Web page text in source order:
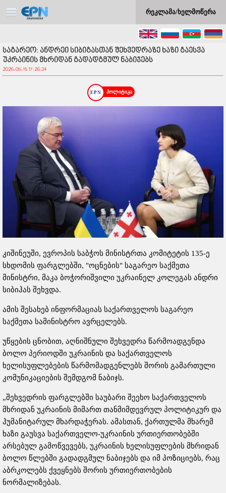
რეკლამა/ხელმოწერა
საგარეო: ანდრეი სიბიგასთან შეხვედრაზე ხაზი გაესვა
უკრაინის მხრიდან გადადგმულ ნაბიჯებს
2026-05-15 17:26:34
პოლიტიკა
კიშინეუში, ევროპის საბჭოს მინისტრთა კომიტეტის 135-ე
სხდომის ფარგლებში, "ოცნების" საგარეო საქმეთა
მინისტრი, მაკა ბოჭორიშვილი უკრაინელ კოლეგას ანდრი
სიბიჰას შეხვდა.
ამის შესახებ ინფორმაციას საქართველოს საგარეო
საქმეთა სამინისტრო ავრცელებს.
უწყების ცნობით, აღნიშნული შეხვედრა წარმოადგენდა
ბოლო პერიოდში უკრაინის და საქართველოს
ხელისუფლებების წარმომადგენლებს შორის გამართული
კომუნიკაციების შემდგომ ნაბიჯს.
„შეხვედრის ფარგლებში საუბარი შეეხო საქართველოს
მხრიდან უკრაინის მიმართ თანმიმდევრულ პოლიტიკურ და
ჰუმანიტარულ მხარდაჭერას. ამასთან, ქართულმა მხარემ
ხაზი გაუსვა საქართველო-უკრაინის ურთიერთობებში
არსებულ გამოწვევებს, უკრაინის ხელისუფლების მხრიდან
ბოლო წლებში გადადგმულ ნაბიჯებს და იმ პოზიციებს, რაც
აბრკოლებს ქვეყნებს შორის ურთიერთობების
ნორმალიზებას.